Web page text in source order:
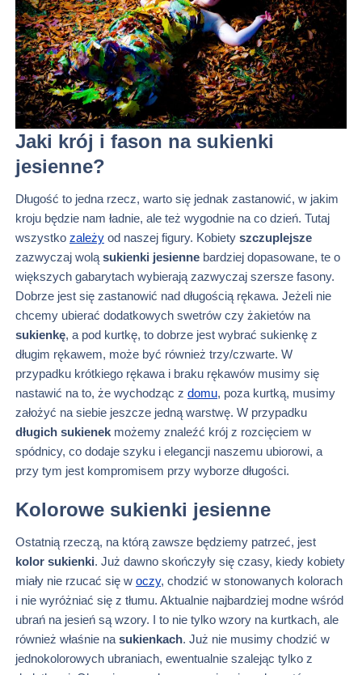
Jaki krój i fason na sukienki
jesienne?
Długość to jedna rzecz, warto się jednak zastanowić, w jakim
kroju będzie nam ładnie, ale też wygodnie na co dzień. Tutaj
wszystko zależy od naszej figury. Kobiety szczuplejsze
zazwyczaj wolą sukienki jesienne bardziej dopasowane, te o
większych gabarytach wybierają zazwyczaj szersze fasony.
Dobrze jest się zastanowić nad długością rękawa. Jeżeli nie
chcemy ubierać dodatkowych swetrów czy żakietów na
sukienkę, a pod kurtkę, to dobrze jest wybrać sukienkę z
długim rękawem, może być również trzy/czwarte. W
przypadku krótkiego rękawa i braku rękawów musimy się
nastawić na to, że wychodząc z domu, poza kurtką, musimy
założyć na siebie jeszcze jedną warstwę. W przypadku
długich sukienek możemy znaleźć krój z rozcięciem w
spódnicy, co dodaje szyku i elegancji naszemu ubiorowi, a
przy tym jest kompromisem przy wyborze długości.
Kolorowe sukienki jesienne
Ostatnią rzeczą, na którą zawsze będziemy patrzeć, jest
kolor sukienki. Już dawno skończyły się czasy, kiedy kobiety
miały nie rzucać się w oczy, chodzić w stonowanych kolorach
i nie wyróżniać się z tłumu. Aktualnie najbardziej modne wśród
ubrań na jesień są wzory. I to nie tylko wzory na kurtkach, ale
również właśnie na sukienkach. Już nie musimy chodzić w
jednokolorowych ubraniach, ewentualnie szalejąc tylko z